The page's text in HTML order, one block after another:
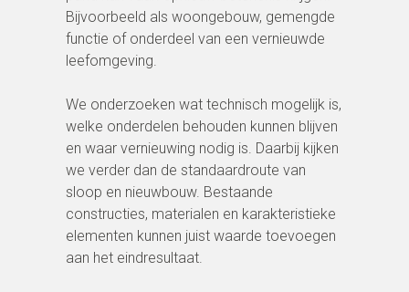
Bijvoorbeeld als woongebouw, gemengde
functie of onderdeel van een vernieuwde
leefomgeving.
We onderzoeken wat technisch mogelijk is,
welke onderdelen behouden kunnen blijven
en waar vernieuwing nodig is. Daarbij kijken
we verder dan de standaardroute van
sloop en nieuwbouw. Bestaande
constructies, materialen en karakteristieke
elementen kunnen juist waarde toevoegen
aan het eindresultaat.